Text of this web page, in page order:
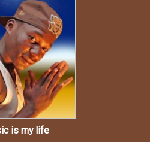
is my life